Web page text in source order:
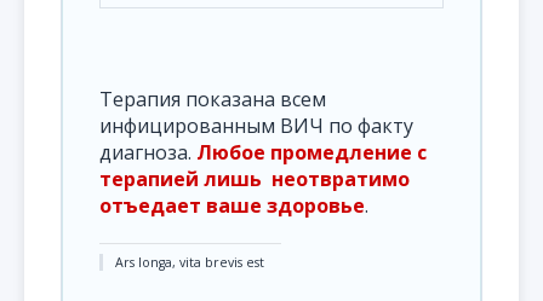
Терапия показана всем
инфицированным ВИЧ по факту
диагноза. Любое промедление с
терапией лишь неотвратимо
отъедает ваше здоровье.
Ars longa, vita brevis est